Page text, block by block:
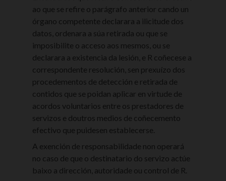
ao que se refire o parágrafo anterior cando un
órgano competente declarara a ilicitude dos
datos, ordenara a súa retirada ou que se
imposibilite o acceso aos mesmos, ou se
declarara a existencia da lesión, e R coñecese a
correspondente resolución, sen prexuízo dos
procedementos de detección e retirada de
contidos que se poidan aplicar en virtude de
acordos voluntarios entre os prestadores de
servizos e doutros medios de coñecemento
efectivo que puidesen establecerse.
A exención de responsabilidade non operará
no caso de que o destinatario do servizo actúe
baixo a dirección, autoridade ou control de R.